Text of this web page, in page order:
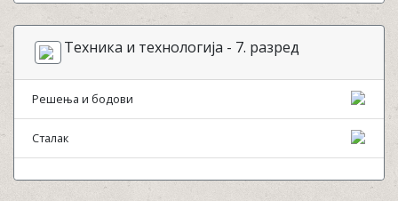
Техника и технологија - 7. разред
Решења и бодови
Сталак